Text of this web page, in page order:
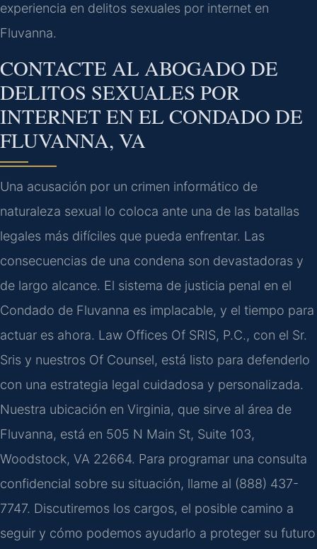
experiencia en delitos sexuales por internet en
Fluvanna.
CONTACTE AL ABOGADO DE
DELITOS SEXUALES POR
INTERNET EN EL CONDADO DE
FLUVANNA, VA
Una acusación por un crimen informático de
naturaleza sexual lo coloca ante una de las batallas
legales más difíciles que pueda enfrentar. Las
consecuencias de una condena son devastadoras y
de largo alcance. El sistema de justicia penal en el
Condado de Fluvanna es implacable, y el tiempo para
actuar es ahora. Law Offices Of SRIS, P.C., con el Sr.
Sris y nuestros Of Counsel, está listo para defenderlo
con una estrategia legal cuidadosa y personalizada.
Nuestra ubicación en Virginia, que sirve al área de
Fluvanna, está en 505 N Main St, Suite 103,
Woodstock, VA 22664. Para programar una consulta
confidencial sobre su situación, llame al (888) 437-
7747. Discutiremos los cargos, el posible camino a
seguir y cómo podemos ayudarlo a proteger su futuro